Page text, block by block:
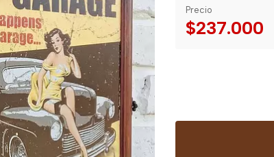
Precio
$237.000